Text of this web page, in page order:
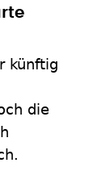
künftig
die